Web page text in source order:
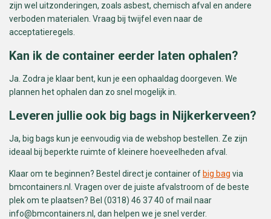
zijn wel uitzonderingen, zoals asbest, chemisch afval en andere
verboden materialen. Vraag bij twijfel even naar de
acceptatieregels.
Kan ik de container eerder laten ophalen?
Ja. Zodra je klaar bent, kun je een ophaaldag doorgeven. We
plannen het ophalen dan zo snel mogelijk in.
Leveren jullie ook big bags in Nijkerkerveen?
Ja, big bags kun je eenvoudig via de webshop bestellen. Ze zijn
ideaal bij beperkte ruimte of kleinere hoeveelheden afval.
Klaar om te beginnen? Bestel direct je container ofbig bag via
bmcontainers.nl. Vragen over de juiste afvalstroom of de beste
plek om te plaatsen? Bel (0318) 46 37 40 of mail naar
info@bmcontainers.nl, dan helpen we je snel verder.